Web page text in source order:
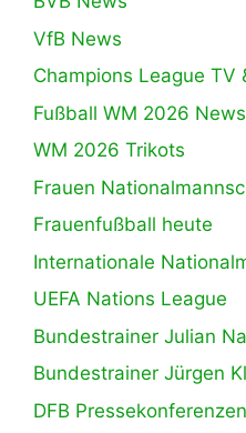
VfB News
Champions League TV
Fußball WM 2026 News
WM 2026 Trikots
Frauen
Frauenfußball heute
Internationale
UEFA Nations League
Bundestrainer Julian
Bundestrainer Jürgen
DFB Pressekonferenzen